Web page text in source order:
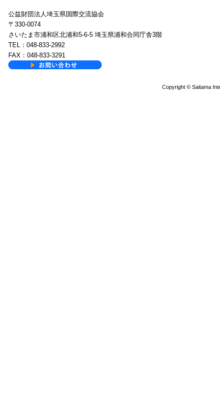
公益財団法人埼玉県国際交流協会
〒330-0074
さいたま市浦和区北浦和5-6-5 埼玉県浦和合同庁舎3階
TEL：048-833-2992
FAX：048-833-3291
Copyright © Saitama